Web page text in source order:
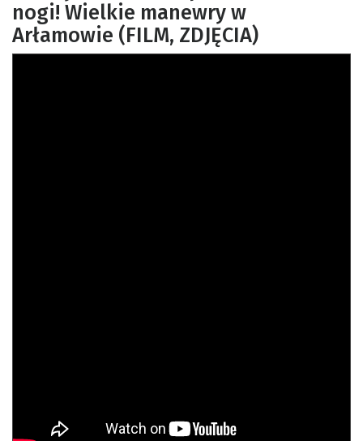
nogi! Wielkie manewry w
Arłamowie (FILM, ZDJĘCIA)